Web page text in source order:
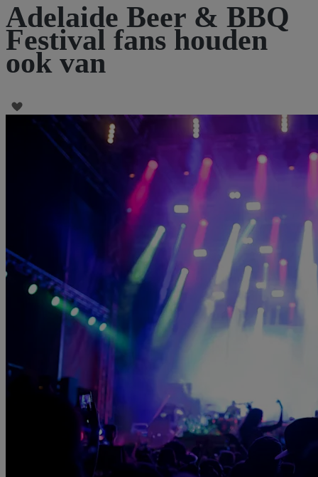
Adelaide Beer & BBQ
Festival fans houden
ook van